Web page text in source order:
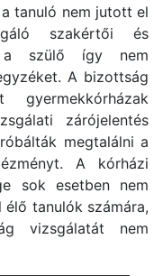
tanuló nem jutott el
szakértői és
a szülő így nem
A bizottság
zárójelentés
megtalálni a
A kórházi
sok esetben nem
tanulók számára,
vizsgálatát nem